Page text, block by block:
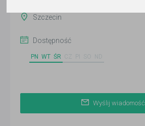
Szczecin
Dostępność
PN WT ŚR
Wyślij wiadomość